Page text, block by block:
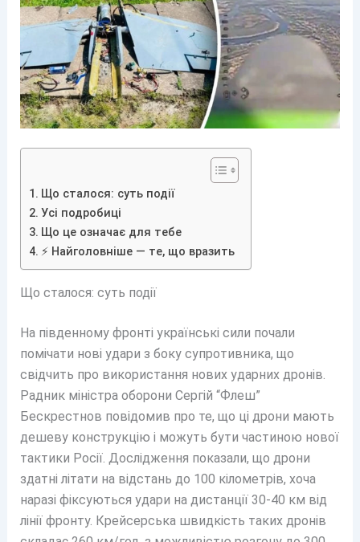
Що сталося: суть події
Усі подробиці
Що це означає для тебе
⚡ Найголовніше — те, що вразить
Що сталося: суть події
На південному фронті українські сили почали
помічати нові удари з боку супротивника, що
свідчить про використання нових ударних дронів.
Радник міністра оборони Сергій “Флеш”
Бескрестнов повідомив про те, що ці дрони мають
дешеву конструкцію і можуть бути частиною нової
тактики Росії. Дослідження показали, що дрони
здатні літати на відстань до 100 кілометрів, хоча
наразі фіксуються удари на дистанції 30-40 км від
лінії фронту. Крейсерська швидкість таких дронів